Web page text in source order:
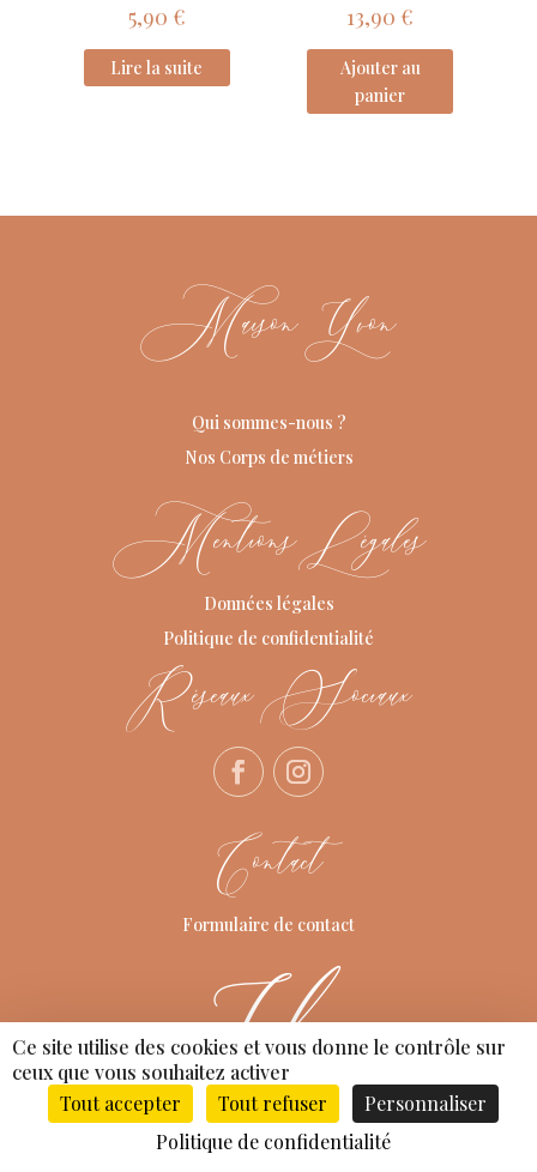
5,90 €
Lire la suite
13,90 €
Ajouter au
panier
Maison Yvon
Qui sommes-nous ?
Nos Corps de métiers
Mentions Légales
Données légales
Politique de confidentialité
Réseaux Sociaux
Contact
Formulaire de contact
Ce site utilise des cookies et vous donne le contrôle sur
ceux que vous souhaitez activer
Tout accepter
Tout refuser
Personnaliser
Politique de confidentialité